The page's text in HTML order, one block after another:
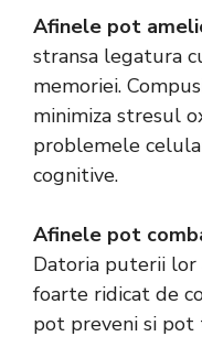
Afinele pot
stransa legatura
memoriei.
minimiza stresul
problemele
cognitive.
Afinele pot
Datoria puterii lor
foarte ridicat de
pot preveni si